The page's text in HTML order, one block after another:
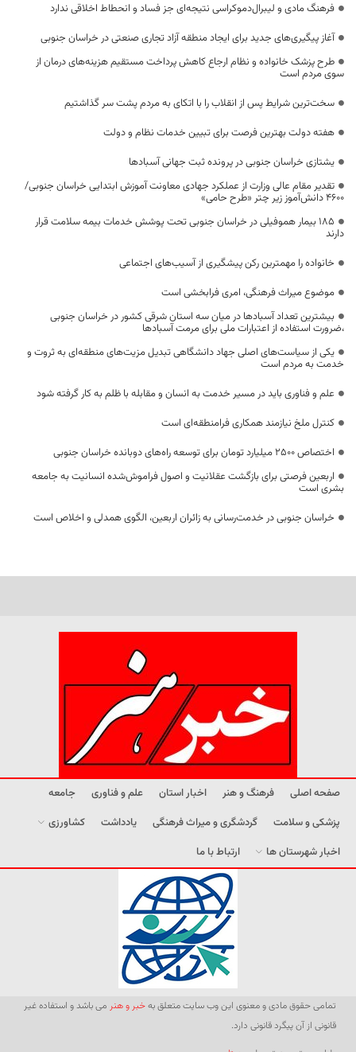
فرهنگ مادی و لیبرال‌دموکراسی نتیجه‌ای جز فساد و انحطاط اخلاقی ندارد
آغاز پیگیری‌های جدید برای ایجاد منطقه آزاد تجاری صنعتی در خراسان جنوبی
طرح پزشک خانواده و نظام ارجاع کاهش پرداخت مستقیم هزینه‌های درمان از
سوی مردم است
سخت‌ترین شرایط پس از انقلاب را با اتکای به مردم پشت سر گذاشتیم
هفته دولت بهترین فرصت برای تبیین خدمات نظام و دولت
یشتازی خراسان جنوبی در پرونده ثبت جهانی آسبادها
تقدیر مقام عالی وزارت از عملکرد جهادی معاونت آموزش ابتدایی خراسان جنوبی/
۴۶۰۰ دانش‌آموز زیر چتر «طرح حامی»
۱۸۵ بیمار هموفیلی در خراسان جنوبی تحت پوشش خدمات بیمه سلامت قرار
دارند
خانواده را مهمترین رکن پیشگیری از آسیب‌های اجتماعی
موضوع میراث فرهنگی، امری فرابخشی است
بیشترین تعداد آسبادها در میان سه استان شرقی کشور در خراسان جنوبی
،ضرورت استفاده از اعتبارات ملی برای مرمت آسبادها
یکی از سیاست‌های اصلی جهاد دانشگاهی تبدیل مزیت‌های منطقه‌ای به ثروت و
خدمت به مردم است
علم و فناوری باید در مسیر خدمت به انسان و مقابله با ظلم به کار گرفته شود
کنترل ملخ نیازمند همکاری فرامنطقه‌ای است
اختصاص 2500 میلیارد تومان برای توسعه راه‌های دوبانده خراسان جنوبی
اربعین فرصتی برای بازگشت عقلانیت و اصول فراموش‌شده انسانیت به جامعه
بشری است
خراسان جنوبی در خدمت‌رسانی به زائران اربعین، الگوی همدلی و اخلاص است
صفحه اصلی فرهنگ و هنر اخبار استان علم و فناوری
جامعه
پزشکی و سلامت
گردشگری و میراث فرهنگی یادداشت
کشاورزی
اخبار شهرستان ها
ارتباط با ما
تمامی حقوق مادی و معنوی این وب سایت متعلق بهخبر و هنر می باشد و استفاده غیر
قانونی از آن پیگرد قانونی دارد.